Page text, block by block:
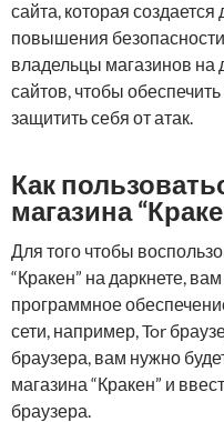
сайта, которая
повышения
владельцы магазинов на
сайтов, чтобы
защитить себя от атак.
Как
магазина
Для того чтобы
“Кракен” на даркнете,
программное
сети, например, Tor
браузера, вам нужно
магазина “Кракен” и
браузера.